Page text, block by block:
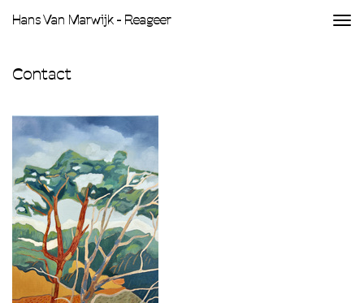
Hans Van Marwijk - Reageer
Contact